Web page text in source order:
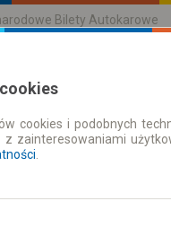
Bilety Autokarowe
Rozkład Jazdy | Bilety
cookies i podobnych
z zainteresowaniami